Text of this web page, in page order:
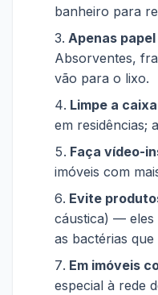
banheiro para
Apenas
Absorventes,
vão para o lixo.
Limpe a
em residências;
Faça vídeo-
imóveis com
Evite
cáustica) — eles
as bactérias
Em imóveis
especial à rede